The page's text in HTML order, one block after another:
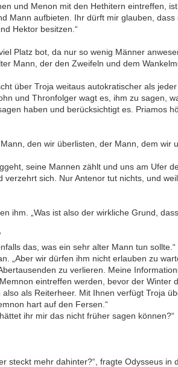
und Menon mit den Hethitern eintreffen,
Mann aufbieten. Ihr dürft mir glauben,
Hektor besitzen.“
Platz bot, da nur so wenig Männer
Mann, der den Zweifeln und dem
über Troja weitaus autokratischer als
und Thronfolger wagt es, ihm zu sagen,
haben und berücksichtigt es. Priamos
den wir überlisten, der Mann, dem
seine Mannen zählt und uns am Ufer
sich. Nur Antenor tut nichts, und
ihm. „Was ist also der wirkliche Grund,
das, was ein sehr alter Mann tun sollte.“
„Aber wir dürfen ihm nicht erlauben zu
zu verlieren. Meine
eintreffen werden, bevor der Winter
als Reiterheer. Mit Ihnen verfügt Troja
hart auf den Fersen.“
ihr mir das nicht früher sagen können?“
steckt mehr dahinter?“, fragte Odysseus